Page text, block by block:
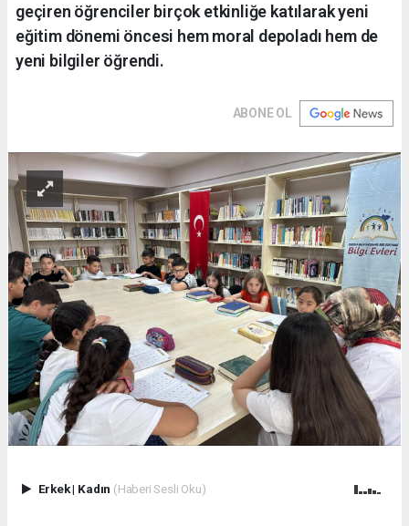
geçiren öğrenciler birçok etkinliğe katılarak yeni
eğitim dönemi öncesi hem moral depoladı hem de
yeni bilgiler öğrendi.
ABONE OL
Erkek| Kadın (Haberi Sesli Oku)